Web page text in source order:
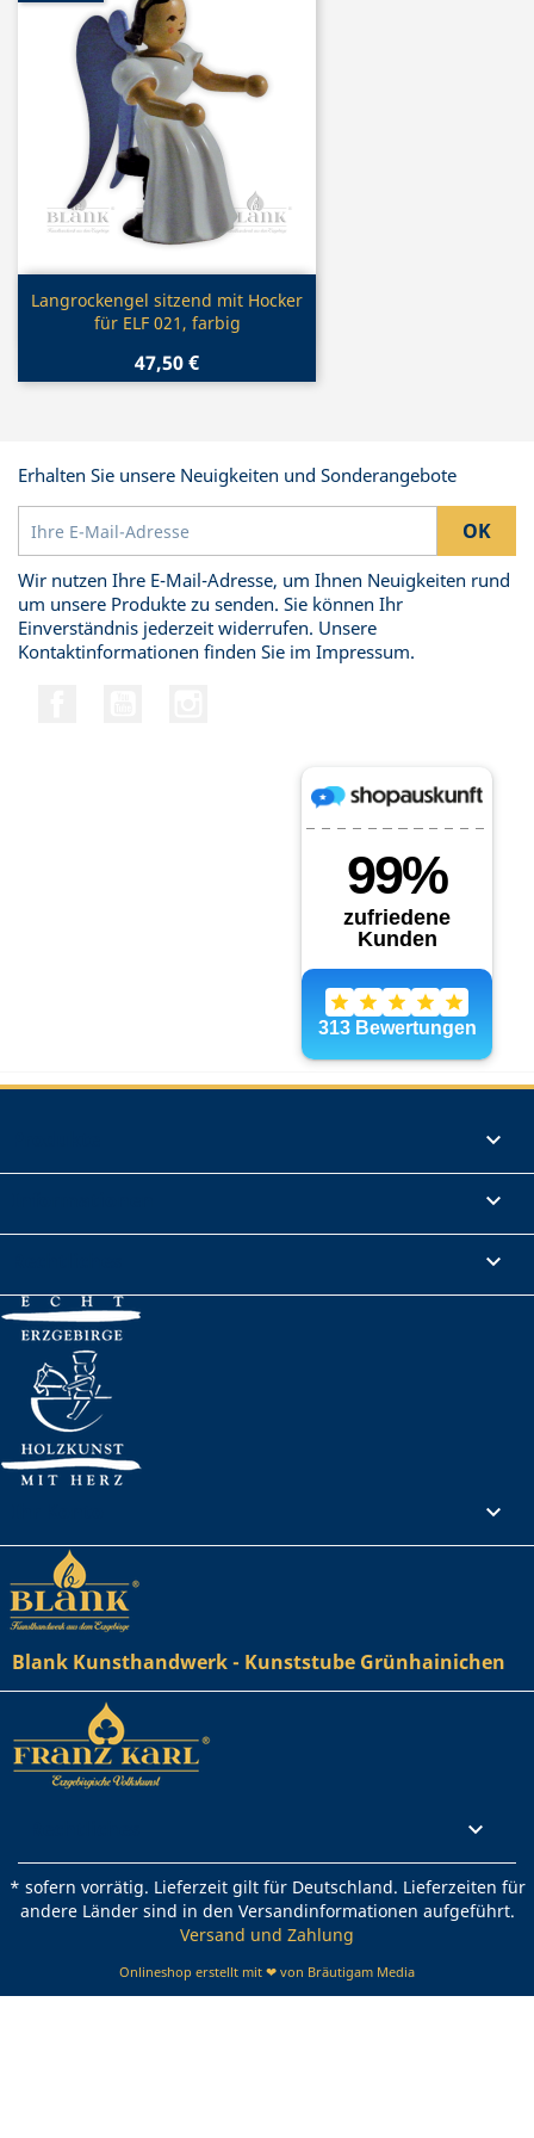
Vorschau
Langrockengel sitzend mit Hocker
für ELF 021, farbig
47,50 €
Erhalten Sie unsere Neuigkeiten und Sonderangebote
Wir nutzen Ihre E-Mail-Adresse, um Ihnen Neuigkeiten rund
um unsere Produkte zu senden. Sie können Ihr
Einverständnis jederzeit widerrufen. Unsere
Kontaktinformationen finden Sie im Impressum.




Blank Kunsthandwerk - Kunststube Grünhainichen

* sofern vorrätig. Lieferzeit gilt für Deutschland. Lieferzeiten für
andere Länder sind in den Versandinformationen aufgeführt.
Versand und Zahlung
Onlineshop erstellt mit ❤ von Bräutigam Media